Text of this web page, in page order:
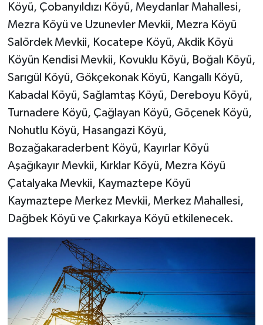
Köyü, Çobanyıldızı Köyü, Meydanlar Mahallesi,
Mezra Köyü ve Uzunevler Mevkii, Mezra Köyü
Salördek Mevkii, Kocatepe Köyü, Akdik Köyü
Köyün Kendisi Mevkii, Kovuklu Köyü, Boğalı Köyü,
Sarıgül Köyü, Gökçekonak Köyü, Kangallı Köyü,
Kabadal Köyü, Sağlamtaş Köyü, Dereboyu Köyü,
Turnadere Köyü, Çağlayan Köyü, Göçenek Köyü,
Nohutlu Köyü, Hasangazi Köyü,
Bozağakaraderbent Köyü, Kayırlar Köyü
Aşağıkayır Mevkii, Kırklar Köyü, Mezra Köyü
Çatalyaka Mevkii, Kaymaztepe Köyü
Kaymaztepe Merkez Mevkii, Merkez Mahallesi,
Dağbek Köyü ve Çakırkaya Köyü etkilenecek.